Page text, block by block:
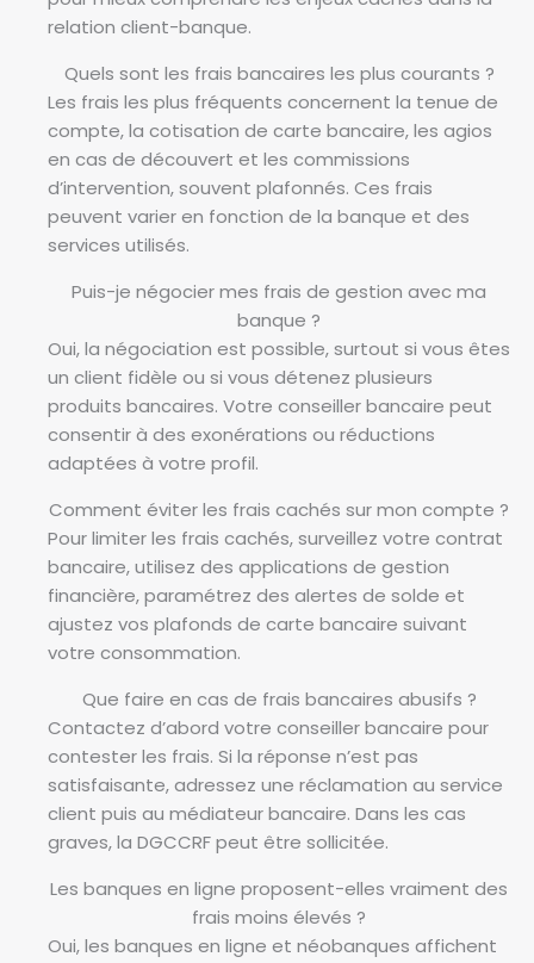
relation client-banque.
Quels sont les frais bancaires les plus courants ?
Les frais les plus fréquents concernent la tenue de
compte, la cotisation de carte bancaire, les agios
en cas de découvert et les commissions
d’intervention, souvent plafonnés. Ces frais
peuvent varier en fonction de la banque et des
services utilisés.
Puis-je négocier mes frais de gestion avec ma
banque ?
Oui, la négociation est possible, surtout si vous êtes
un client fidèle ou si vous détenez plusieurs
produits bancaires. Votre conseiller bancaire peut
consentir à des exonérations ou réductions
adaptées à votre profil.
Comment éviter les frais cachés sur mon compte ?
Pour limiter les frais cachés, surveillez votre contrat
bancaire, utilisez des applications de gestion
financière, paramétrez des alertes de solde et
ajustez vos plafonds de carte bancaire suivant
votre consommation.
Que faire en cas de frais bancaires abusifs ?
Contactez d’abord votre conseiller bancaire pour
contester les frais. Si la réponse n’est pas
satisfaisante, adressez une réclamation au service
client puis au médiateur bancaire. Dans les cas
graves, la DGCCRF peut être sollicitée.
Les banques en ligne proposent-elles vraiment des
frais moins élevés ?
Oui, les banques en ligne et néobanques affichent